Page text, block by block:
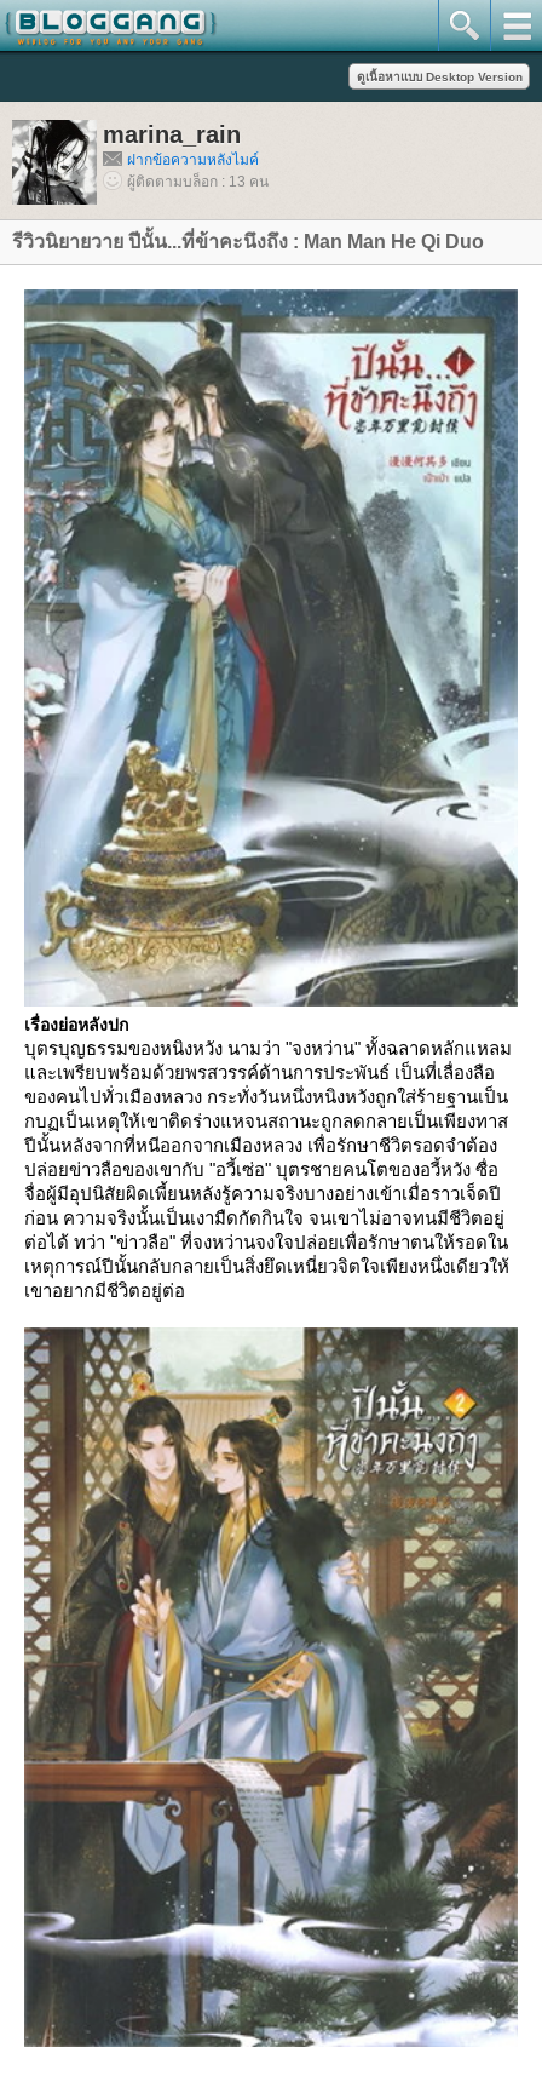
marina_rain
ฝากข้อความหลังไมค์
ผู้ติดตามบล็อก : 13 คน
รีวิวนิยายวาย ปีนั้น...ที่ข้าคะนึงถึง : Man Man He Qi Duo
เรื่องย่อหลังปก
บุตรบุญธรรมของหนิงหวัง นามว่า "จงหว่าน" ทั้งฉลาดหลักแหลม
ละเพรียบพร้อมด้วยพรสวรรค์ด้านการประพันธ์ เป็นที่เลื่องลือ
ของคนไปทั่วเมืองหลวง กระทั่งวันหนึ่งหนิงหวังถูกใส่ร้ายฐานเป็น
กบฏเป็นเหตุให้เขาติดร่างแหจนสถานะถูกลดกลายเป็นเพียงทาส
ปีนั้นหลังจากที่หนีออกจากเมืองหลวง เพื่อรักษาชีวิตรอดจำต้อง
ปล่อยข่าวลือของเขากับ "อวี้เซ่อ" บุตรชายคนโตของอวี้หวัง ซื่อ
จื่อผู้มีอุปนิสัยผิดเพี้ยนหลังรู้ความจริงบางอย่างเข้าเมื่อราวเจ็ดปี
ก่อน ความจริงนั้นเป็นเงามืดกัดกินใจ จนเขาไม่อาจทนมีชีวิตอยู่
ต่อได้ ทว่า "ข่าวลือ" ที่จงหว่านจงใจปล่อยเพื่อรักษาตนให้รอดใน
เหตุการณ์ปีนั้นกลับกลายเป็นสิ่งยึดเหนี่ยวจิตใจเพียงหนึ่งเดียวให้
เขาอยากมีชีวิตอยู่ต่อ